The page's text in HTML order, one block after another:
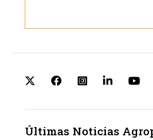
Últimas Noticias